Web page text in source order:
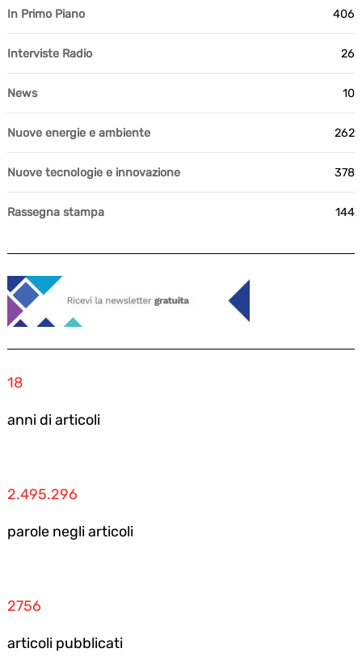
In Primo Piano 406
Interviste Radio 26
News 10
Nuove energie e ambiente 262
Nuove tecnologie e innovazione 378
Rassegna stampa 144
18
anni di articoli
2.495.296
parole negli articoli
2756
articoli pubblicati